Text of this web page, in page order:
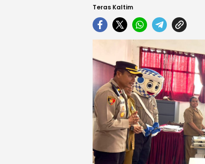
Teras Kaltim